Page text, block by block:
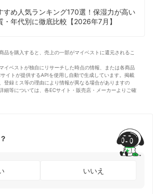
すめ人気ランキング170選！保湿力が高い
・年代別に徹底比較【2026年7月】
品を購入すると、売上の一部がマイベストに還元されるこ
イベストが独自にリサーチした時点の情報、または各商品
イトが提供するAPIを使用し自動で生成しています。掲載
登録ミス等の理由により情報が異なる場合がありますの
細等については、各ECサイト・販売店・メーカーよりご確
いいえ